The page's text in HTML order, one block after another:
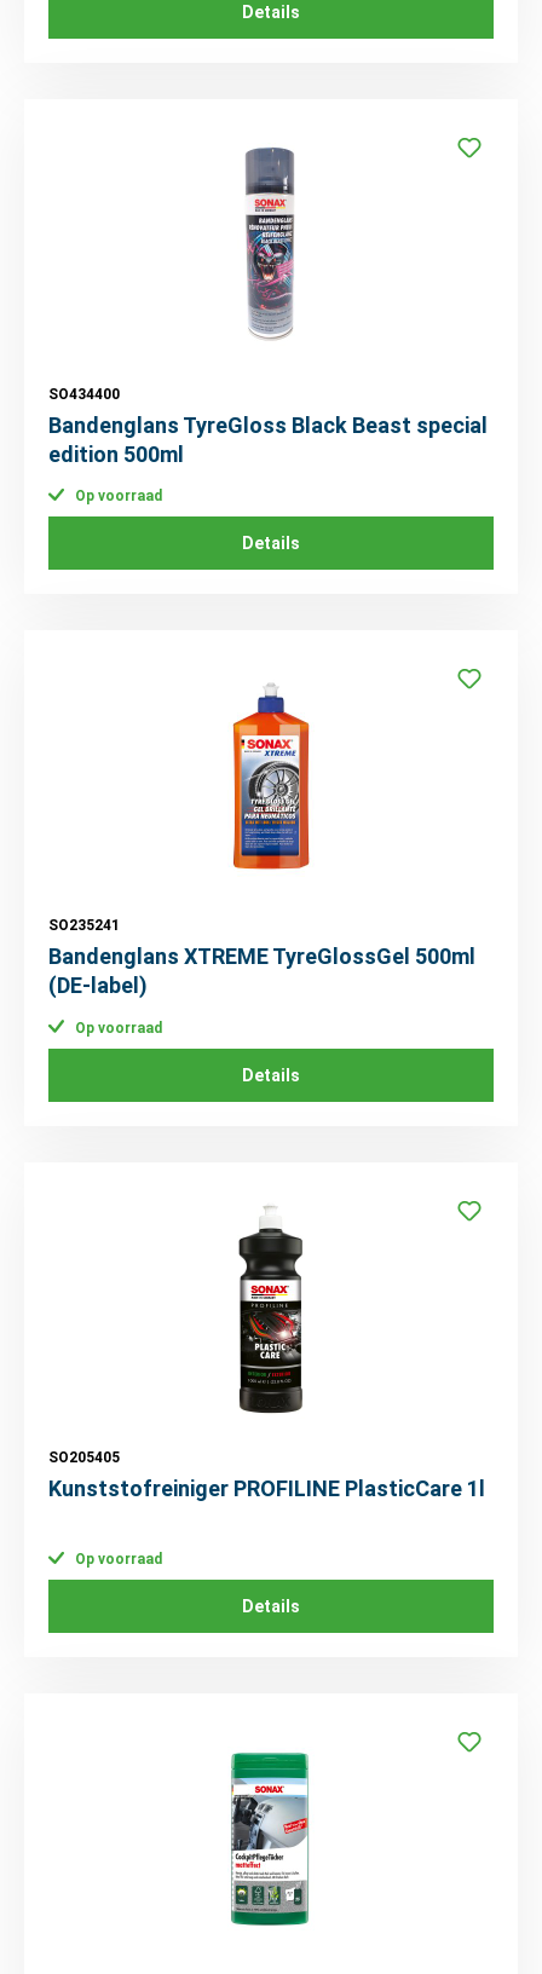
Details
SO434400
Bandenglans TyreGloss Black Beast special
edition 500ml
Op voorraad
Details
SO235241
Bandenglans XTREME TyreGlossGel 500ml
(DE-label)
Op voorraad
Details
SO205405
Kunststofreiniger PROFILINE PlasticCare 1l
Op voorraad
Details